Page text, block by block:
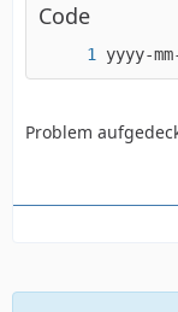
Code
yyyy-
Problem